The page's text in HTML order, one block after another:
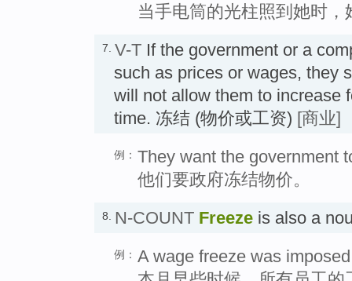
当手电筒的光柱照到她时，
7. V-T If the government or a
such as prices or wages, they
will not allow them to increase
time. 冻结 (物价或工资) [商业]
例： They want the government
他们要政府冻结物价。
8. N-COUNT Freeze is also a
例： A wage freeze was